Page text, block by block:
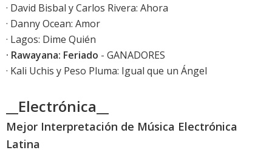
· David Bisbal y Carlos Rivera: Ahora
· Danny Ocean: Amor
· Lagos: Dime Quién
· Rawayana: Feriado - GANADORES
· Kali Uchis y Peso Pluma: Igual que un Ángel
__Electrónica__
Mejor Interpretación de Música Electrónica
Latina